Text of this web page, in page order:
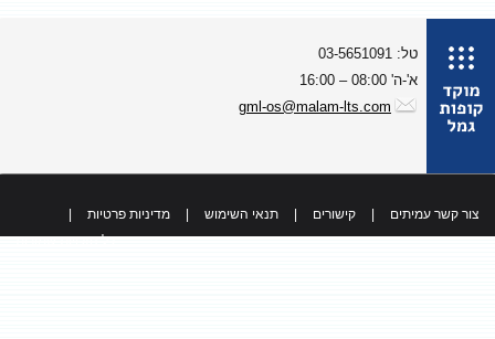
טל: 03-5651091
א'-ה' 08:00 – 16:00
gml-os@malam-lts.com
צור קשר עמיתים קישורים תנאי השימוש מדיניות פרטיות
כל הזכויות שמורות